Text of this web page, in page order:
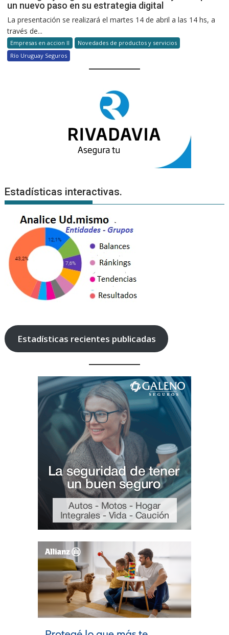
un nuevo paso en su estrategia digital
La presentación se realizará el martes 14 de abril a las 14 hs, a
través de...
Empresas en accion II
Novedades de productos y servicios
Río Uruguay Seguros
Estadísticas interactivas.
Estadísticas recientes publicadas